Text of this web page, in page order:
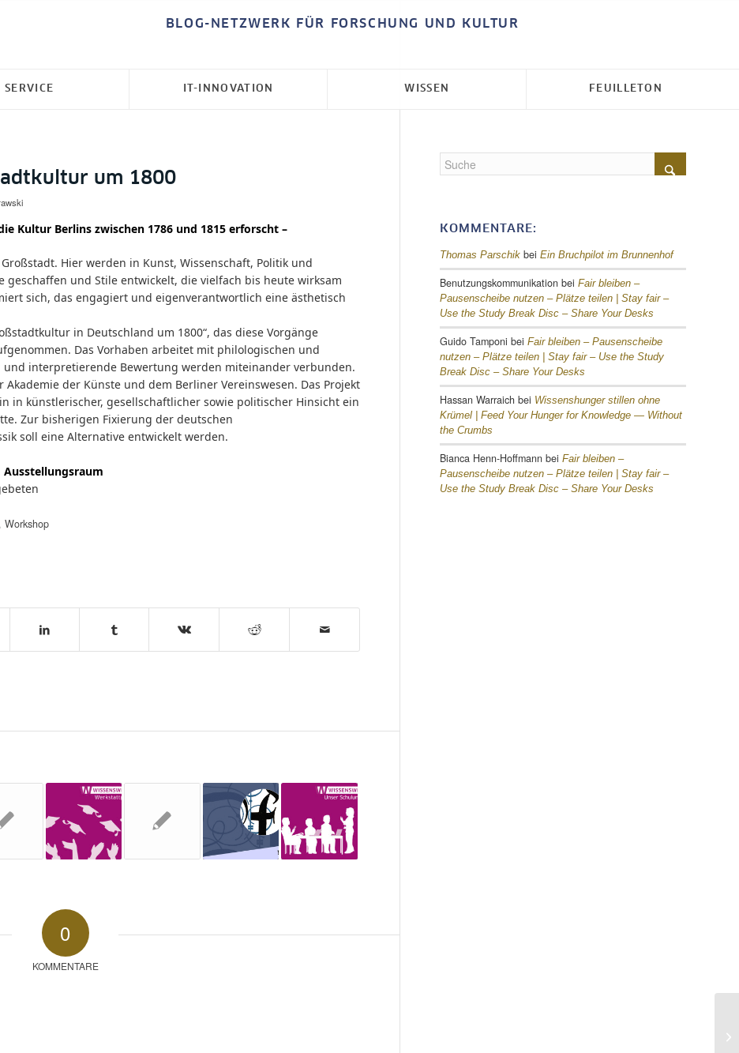
BLOG-NETZWERK FÜR FORSCHUNG UND KULTUR
SERVICE IT-INNOVATION WISSEN FEUILLETON
um 1800
Kultur Berlins zwischen 1786 und 1815 erforscht –
Hier werden in Kunst, Wissenschaft, Politik und
geschaffen und Stile entwickelt, die vielfach bis heute wirksam
sich, das engagiert und eigenverantwortlich eine ästhetisch
in Deutschland um 1800“, das diese Vorgänge
Das Vorhaben arbeitet mit philologischen und
interpretierende Bewertung werden miteinander verbunden.
der Künste und dem Berliner Vereinswesen. Das Projekt
in künstlerischer, gesellschaftlicher sowie politischer Hinsicht ein
Zur bisherigen Fixierung der deutschen
soll eine Alternative entwickelt werden.
Ausstellungsraum
, Workshop
0
KOMMENTARE
KOMMENTARE:
Thomas Parschik bei Ein Bruchpilot im Brunnenhof
Benutzungskommunikation bei Fair bleiben –
Pausenscheibe nutzen – Plätze teilen | Stay fair –
Use the Study Break Disc – Share Your Desks
Guido Tamponi bei Fair bleiben – Pausenscheibe
nutzen – Plätze teilen | Stay fair – Use the Study
Break Disc – Share Your Desks
Hassan Warraich bei Wissenshunger stillen ohne
Krümel | Feed Your Hunger for Knowledge — Without
the Crumbs
Bianca Henn-Hoffmann bei Fair bleiben –
Pausenscheibe nutzen – Plätze teilen | Stay fair –
Use the Study Break Disc – Share Your Desks